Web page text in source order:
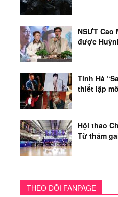
NSƯT Cao
được
Tinh Hà
thiết lập
Hội thao
Từ thảm
THEO DÕI FANPAGE